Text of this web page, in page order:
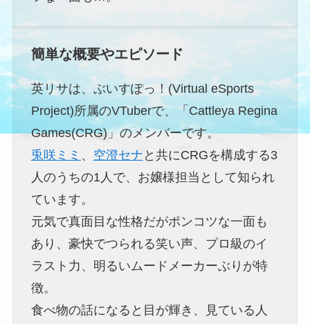
簡単な概要やエピソード
英リサは、ぶいすぽっ！(Virtual eSports
Project)所属のVTuberで、「Cattleya Regina
Games(CRG)」のメンバーです。
兎咲ミミ 、 空澄セナ と共にCRGを構成する3
人のうちの1人で、お嬢様担当として知られ
ています。
元気で真面目な性格だがポンコツな一面も
あり、豪快でつられる笑い声、プロ級のイ
ラスト力、明るいムードメーカーぶりが特
徴。
食べ物の話になると目が輝き、見ている人